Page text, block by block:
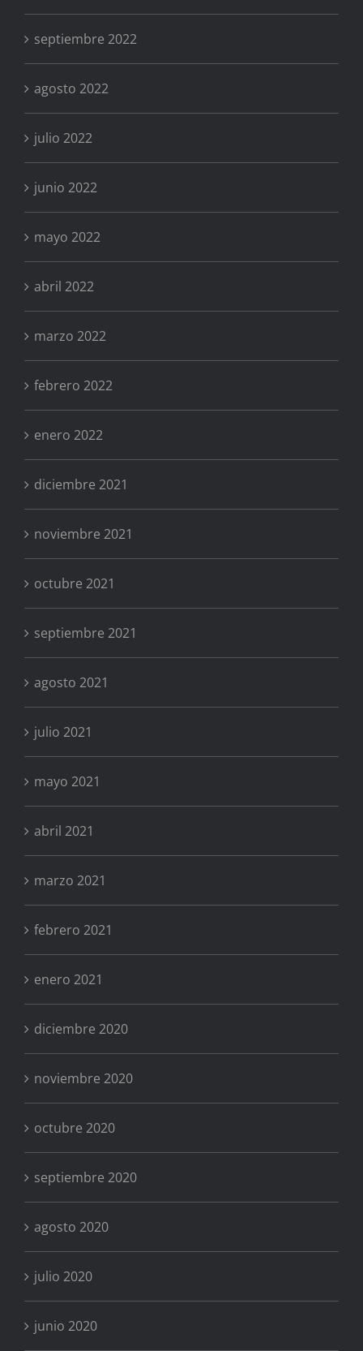
septiembre 2022
agosto 2022
julio 2022
junio 2022
mayo 2022
abril 2022
marzo 2022
febrero 2022
enero 2022
diciembre 2021
noviembre 2021
octubre 2021
septiembre 2021
agosto 2021
julio 2021
mayo 2021
abril 2021
marzo 2021
febrero 2021
enero 2021
diciembre 2020
noviembre 2020
octubre 2020
septiembre 2020
agosto 2020
julio 2020
junio 2020